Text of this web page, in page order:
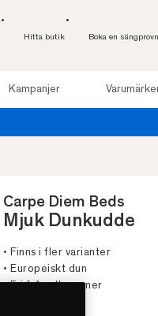
Hitta butik Boka en
Kampanjer
Carpe Diem Beds
Mjuk Dunkudde
• Finns i fler varianter
• Europeiskt dun
• Fri från allergener